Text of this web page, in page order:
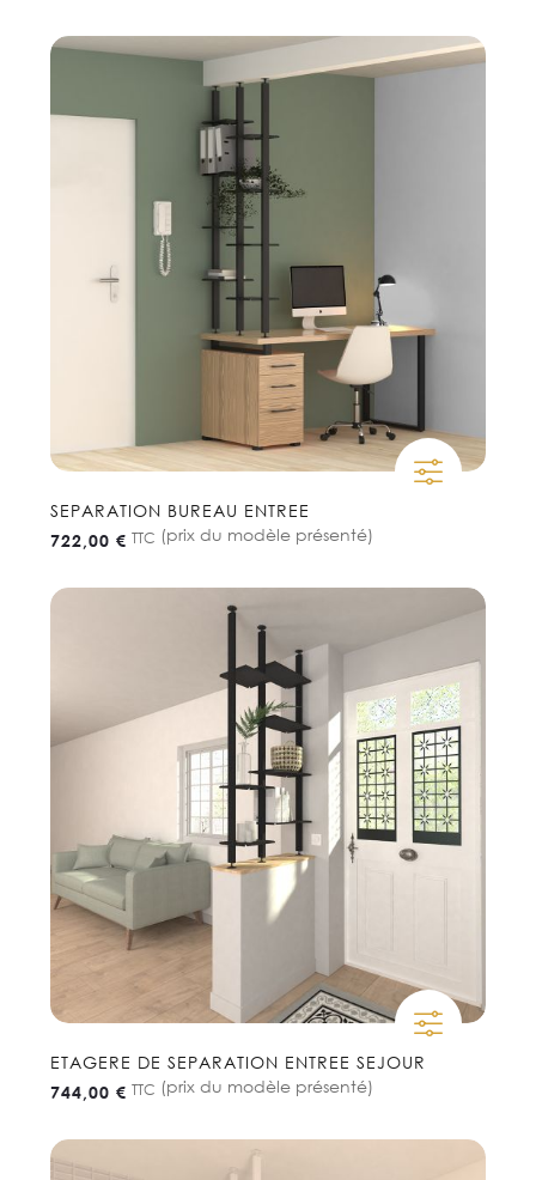
SEPARATION BUREAU ENTREE
722,00 € TTC (prix du modèle présenté)
ETAGERE DE SEPARATION ENTREE SEJOUR
744,00 € TTC (prix du modèle présenté)